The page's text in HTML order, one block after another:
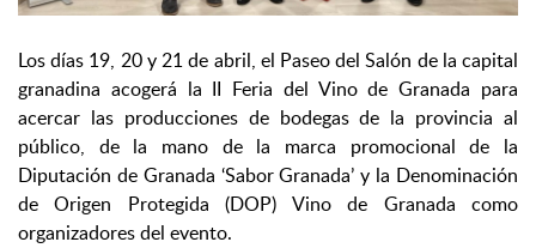
Los días 19, 20 y 21 de abril, el Paseo del Salón de la capital
granadina acogerá la II Feria del Vino de Granada para
acercar las producciones de bodegas de la provincia al
público, de la mano de la marca promocional de la
Diputación de Granada ‘Sabor Granada’ y la Denominación
de Origen Protegida (DOP) Vino de Granada como
organizadores del evento.